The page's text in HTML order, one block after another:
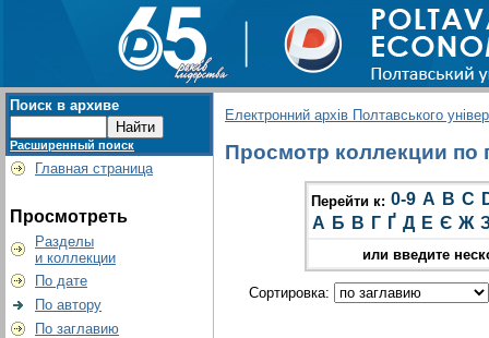
Поиск в архиве
Расширенный поиск
Главная страница
Просмотреть
Разделы
и коллекции
По дате
По автору
По заглавию
Електронний архів Полтавського
Просмотр коллекции по
Перейти к: 0-9 A B C
А Б В Г Ґ Д Е Є Ж
или введите
Сортировка: